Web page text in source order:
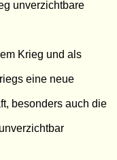
unverzichtbare
Krieg und als
eine neue
besonders auch die